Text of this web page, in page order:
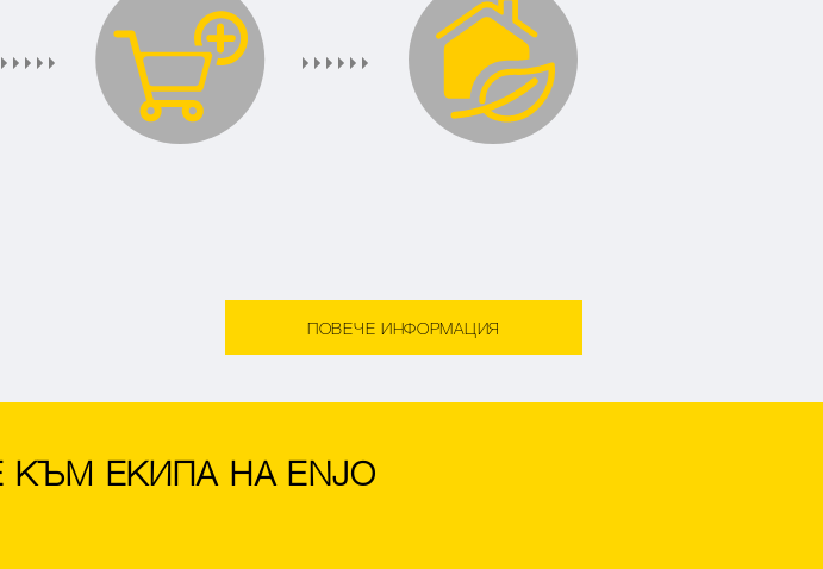
ПОВЕЧЕ ИНФОРМАЦИЯ
ЕКИПА НА ENJO